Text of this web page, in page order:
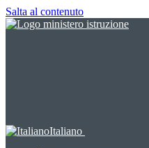
Salta al contenuto
Italiano